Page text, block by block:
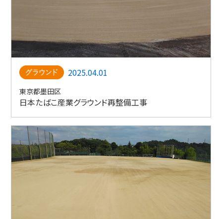
2025.04.01
東京都墨田区
日本たばこ産業グラウンド再整備工事